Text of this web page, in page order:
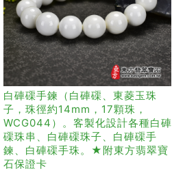
白硨磲手鍊（白硨磲、東菱玉珠
子，珠徑約14mm，17顆珠，
WCG044）。客製化設計各種白硨
磲珠串、白硨磲珠子、白硨磲手
鍊、白硨磲手珠。★附東方翡翠寶
石保證卡